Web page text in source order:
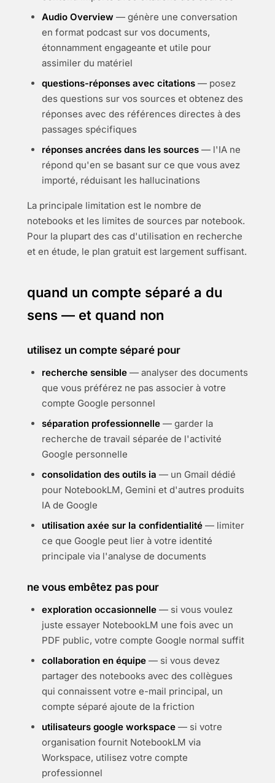
Audio Overview — génère une conversation
en format podcast sur vos documents,
étonnamment engageante et utile pour
assimiler du matériel
questions-réponses avec citations — posez
des questions sur vos sources et obtenez des
réponses avec des références directes à des
passages spécifiques
réponses ancrées dans les sources — l'IA ne
répond qu'en se basant sur ce que vous avez
importé, réduisant les hallucinations
La principale limitation est le nombre de
notebooks et les limites de sources par notebook.
Pour la plupart des cas d'utilisation en recherche
et en étude, le plan gratuit est largement suffisant.
quand un compte séparé a du
sens — et quand non
utilisez un compte séparé pour
recherche sensible — analyser des documents
que vous préférez ne pas associer à votre
compte Google personnel
séparation professionnelle — garder la
recherche de travail séparée de l'activité
Google personnelle
consolidation des outils ia — un Gmail dédié
pour NotebookLM, Gemini et d'autres produits
IA de Google
utilisation axée sur la confidentialité — limiter
ce que Google peut lier à votre identité
principale via l'analyse de documents
ne vous embêtez pas pour
exploration occasionnelle — si vous voulez
juste essayer NotebookLM une fois avec un
PDF public, votre compte Google normal suffit
collaboration en équipe — si vous devez
partager des notebooks avec des collègues
qui connaissent votre e-mail principal, un
compte séparé ajoute de la friction
utilisateurs google workspace — si votre
organisation fournit NotebookLM via
Workspace, utilisez votre compte
professionnel